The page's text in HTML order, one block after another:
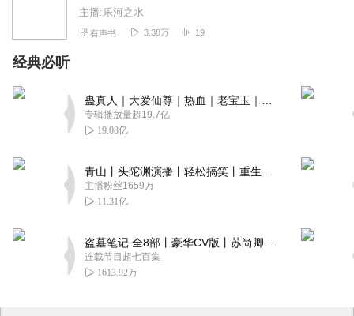
主播:乐河之水
有声书 3.38万 19
经典必听
专辑播放量超19.7亿
19.08亿
主播粉丝1659万
11.31亿
连载节目超七百集
1613.92万